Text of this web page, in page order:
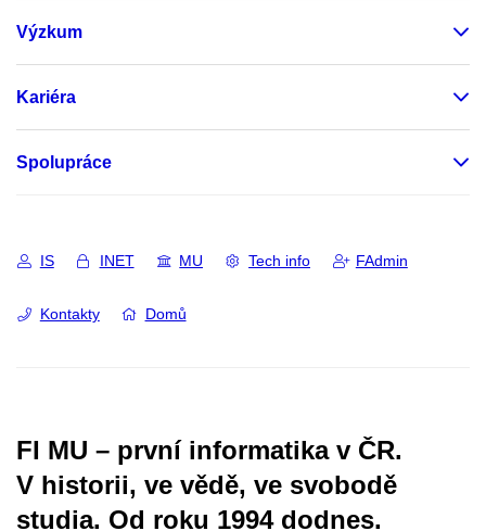
Výzkum
Kariéra
Spolupráce
IS INET MU Tech info FAdmin
Kontakty Domů
FI MU – první informatika v ČR.
V historii, ve vědě, ve svobodě
studia. Od roku 1994 dodnes.